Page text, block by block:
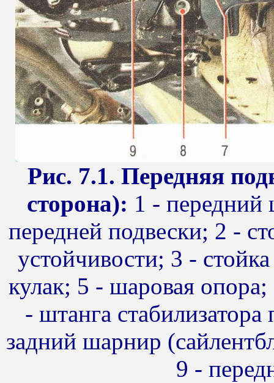
Рис. 7.1. Передняя
сторона): 1 - передний
передней подвески; 2 -
устойчивости; 3 -
кулак; 5 - шаровая
- штанга
задний шарнир
9 -